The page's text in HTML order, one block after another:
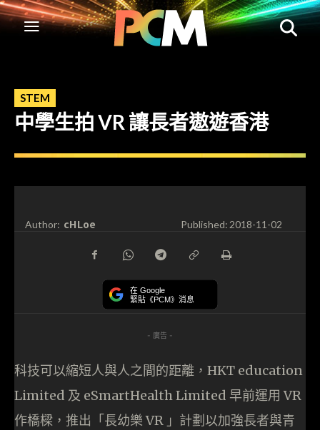
STEM
中學生拍 VR 讓長者遨遊香港
Author: cHLoe Published:2018-11-02
在 Google
緊貼《PCM》消息
- 廣告 -
科技可以縮短人與人之間的距離，HKT education
Limited 及 eSmartHealth Limited 早前運用 VR
作橋樑，推出「長幼樂 VR 」計劃以加強長者與青